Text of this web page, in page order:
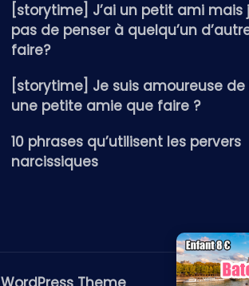
[storytime] J’ai un petit ami mais
pas de penser à quelqu’un
faire?
[storytime] Je suis amoureuse
une petite amie que faire ?
10 phrases qu’utilisent les pervers
narcissiques